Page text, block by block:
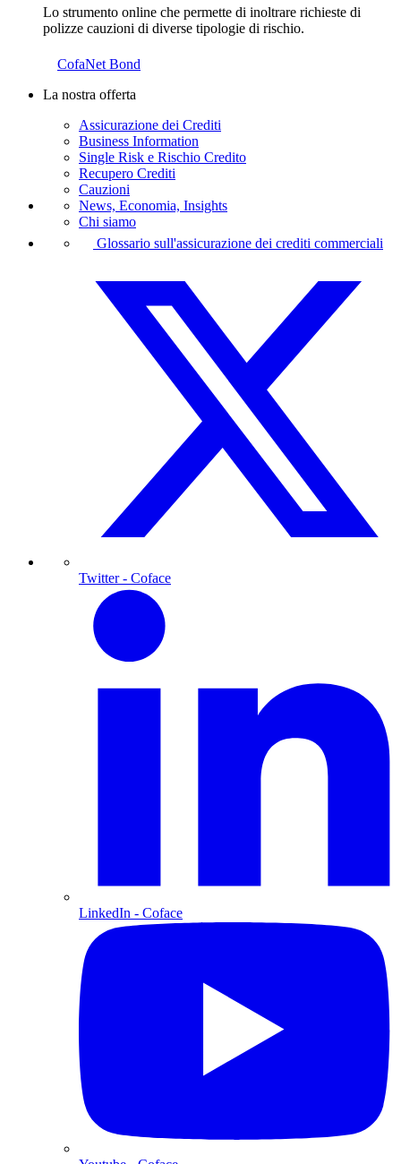
Lo strumento online che permette di inoltrare richieste di
polizze cauzioni di diverse tipologie di rischio.
CofaNet Bond
La nostra offerta
Assicurazione dei Crediti
Business Information
Single Risk e Rischio Credito
Recupero Crediti
Cauzioni
News, Economia, Insights
Chi siamo
Glossario sull'assicurazione dei crediti commerciali
Twitter- Coface
LinkedIn - Coface